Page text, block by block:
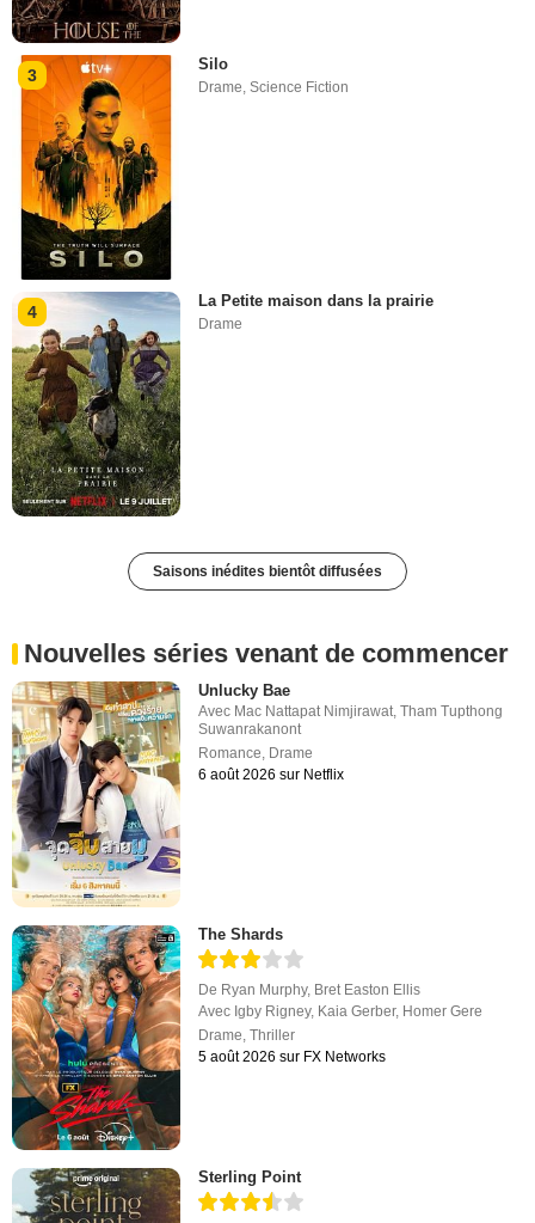
3
Silo
Drame,Science Fiction
4
La Petite maison dans la prairie
Drame
Saisons inédites bientôt diffusées
Nouvelles séries venant de commencer
Unlucky Bae
Avec Mac Nattapat Nimjirawat,Tham Tupthong
Suwanrakanont
Romance, Drame
6 août 2026 sur Netflix
The Shards
De Ryan Murphy, Bret Easton Ellis
Avec Igby Rigney, Kaia Gerber, Homer Gere
Drame ,Thriller
5 août 2026 sur FX Networks
Sterling Point